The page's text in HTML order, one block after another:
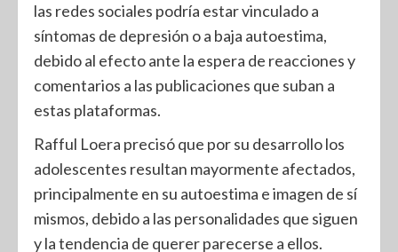
las redes sociales podría estar vinculado a
síntomas de depresión o a baja autoestima,
debido al efecto ante la espera de reacciones y
comentarios a las publicaciones que suban a
estas plataformas.
Rafful Loera precisó que por su desarrollo los
adolescentes resultan mayormente afectados,
principalmente en su autoestima e imagen de sí
mismos, debido a las personalidades que siguen
y la tendencia de querer parecerse a ellos.